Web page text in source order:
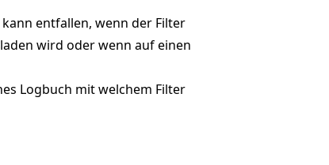
entfallen, wenn der Filter
wird oder wenn auf einen
Logbuch mit welchem Filter